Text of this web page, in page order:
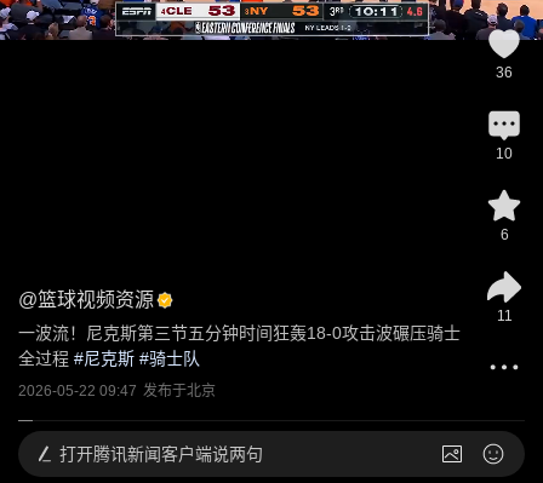
@篮球视频资源
一波流！尼克斯第三节五分钟时间狂轰18-0攻击波碾压骑士
全过程 #尼克斯 #骑士队
2026-05-22 09:47 发布于北京
36
10
6
11
打开腾讯新闻客户端说两句